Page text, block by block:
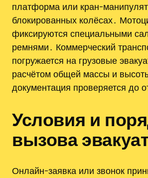
платформа или кран-
блокированных колёсах․
фиксируются специальными
ремнями․ Коммерческий
погружается на грузовые
расчётом общей массы и
документация проверяется до
Условия и
вызова
Онлайн-заявка или звонок